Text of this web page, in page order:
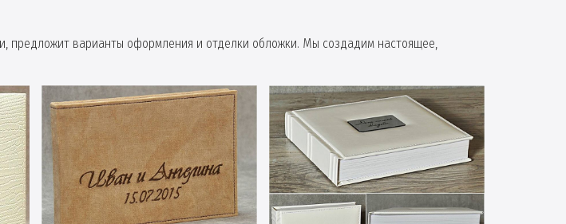
предложит варианты оформления и отделки обложки. Мы создадим настоящее,